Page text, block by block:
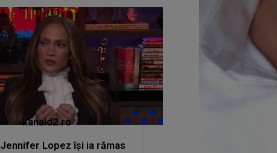
kanald2.ro
Jennifer Lopez își ia rămas